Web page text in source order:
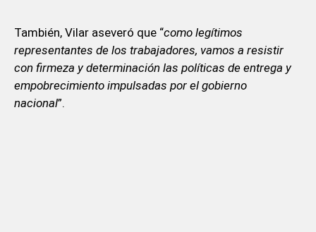
También, Vilar aseveró que “como legítimos
representantes de los trabajadores, vamos a resistir
con firmeza y determinación las políticas de entrega y
empobrecimiento impulsadas por el gobierno
nacional”.